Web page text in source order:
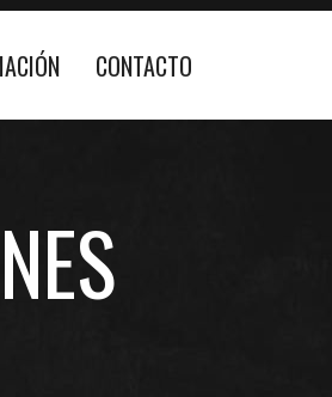
CONTACTO